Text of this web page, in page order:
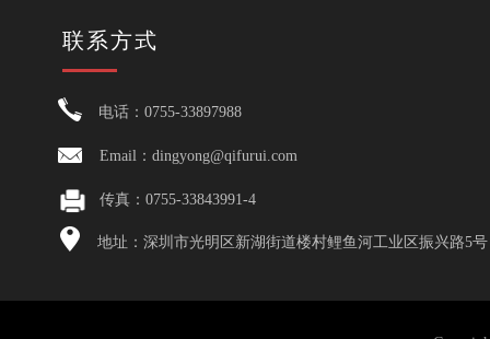
传真：0755-33843991-4
电话：0755-33897988
Email：dingyong@qifurui.com
地址：深圳市光明区新湖街道楼村鲤鱼河工业区振兴路5号
联系方式